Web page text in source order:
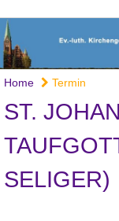
Home Termin
ST.
SELIGER)